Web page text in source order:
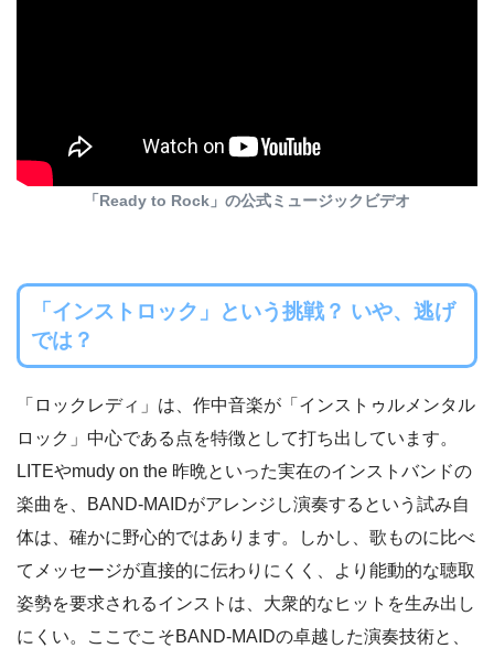
「Ready to Rock」の公式ミュージックビデオ
「インストロック」という挑戦？ いや、逃げ
では？
「ロックレディ」は、作中音楽が「インストゥルメンタル
ロック」中心である点を特徴として打ち出しています。
LITEやmudy on the 昨晩といった実在のインストバンドの
楽曲を、BAND-MAIDがアレンジし演奏するという試み自
体は、確かに野心的ではあります。しかし、歌ものに比べ
てメッセージが直接的に伝わりにくく、より能動的な聴取
姿勢を要求されるインストは、大衆的なヒットを生み出し
にくい。ここでこそBAND-MAIDの卓越した演奏技術と、